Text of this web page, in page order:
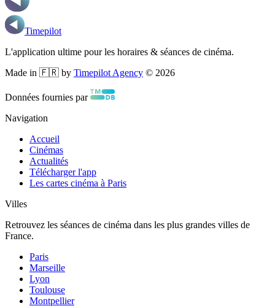
Timepilot
L'application ultime pour les horaires & séances de cinéma.
Made in 🇫🇷 by Timepilot Agency © 2026
Données fournies par
Navigation
Accueil
Cinémas
Actualités
Télécharger l'app
Les cartes cinéma à Paris
Villes
Retrouvez les séances de cinéma dans les plus grandes villes de
France.
Paris
Marseille
Lyon
Toulouse
Montpellier